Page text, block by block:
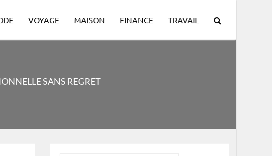
VOYAGE MAISON FINANCE TRAVAIL
SANS REGRET